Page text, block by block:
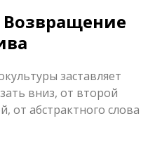
Возвращение
заставляет
вниз, от второй
от абстрактного слова